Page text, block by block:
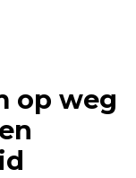
op weg